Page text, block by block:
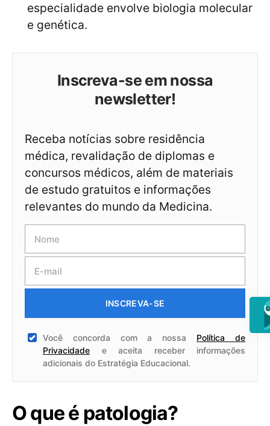
especialidade envolve biologia molecular
e genética.
Inscreva-se em nossa
newsletter!
Receba notícias sobre residência
médica, revalidação de diplomas e
concursos médicos, além de materiais
de estudo gratuitos e informações
relevantes do mundo da Medicina.
INSCREVA-SE
Você concorda com a nossa Política de
Privacidade e aceita receber informações
adicionais do Estratégia Educacional.
O que é patologia?